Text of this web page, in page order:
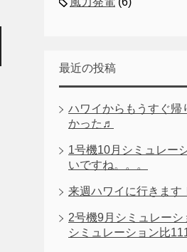
最近の投稿
ハワイからもうすぐ帰
かった♬
1号機10月シミュレー
いですね。。。
来週ハワイに行きます
2号機9月シミュレーシ
シミュレーション比